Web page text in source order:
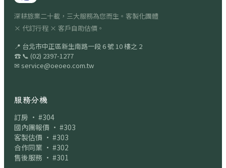
深耕旅業二十載，三大服務為您而生。客製化團體
× 代訂行程 × 客戶自助估價。
📍 台北市中正區新生南路一段 6 號 10 樓之 2
☎ 📞 (02) 2397-1277
✉ service@oeoeo.com.tw
服務分機
訂房 · #304
國內團報價 · #303
客製估價 · #303
合作同業 · #302
售後服務 · #301